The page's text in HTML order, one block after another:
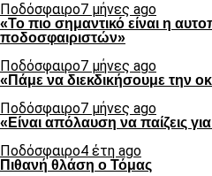
Ποδόσφαιρο7 μήνες ago
«Το πιο σημαντικό είναι η
ποδοσφαιριστών»
Ποδόσφαιρο7 μήνες ago
«Πάμε να διεκδικήσουμε την
Ποδόσφαιρο7 μήνες ago
«Είναι απόλαυση να παίζεις
Ποδόσφαιρο4 έτη ago
Πιθανή θλάση ο Τόμας